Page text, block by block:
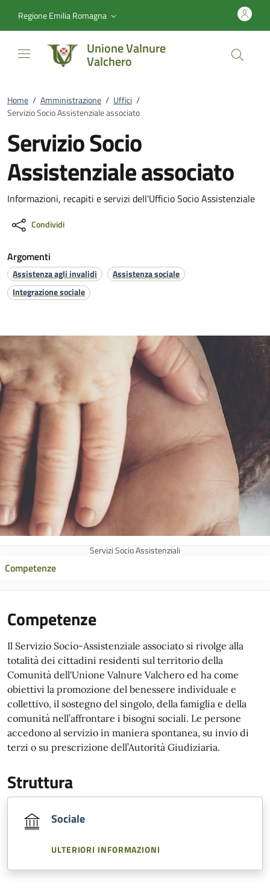
Regione Emilia Romagna
Unione Valnure
Valchero
Home / Amministrazione / Uffici /
Servizio Socio Assistenziale associato
Servizio Socio
Assistenziale associato
Informazioni, recapiti e servizi dell'Ufficio Socio Assistenziale
Condividi
Argomenti
Assistenza agli invalidi
Assistenza sociale
Integrazione sociale
Servizi Socio Assistenziali
Competenze
Competenze
Il Servizio Socio-Assistenziale associato si rivolge alla
totalità dei cittadini residenti sul territorio della
Comunità dell'Unione Valnure Valchero ed ha come
obiettivi la promozione del benessere individuale e
collettivo, il sostegno del singolo, della famiglia e della
comunità nell’affrontare i bisogni sociali. Le persone
accedono al servizio in maniera spontanea, su invio di
terzi o su prescrizione dell’Autorità Giudiziaria.
Struttura
Sociale
ULTERIORI INFORMAZIONI